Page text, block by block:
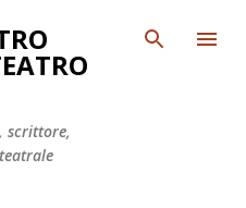
principali
scrittore,